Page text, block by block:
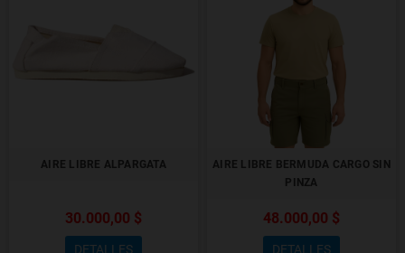
AIRE LIBRE ALPARGATA
30.000,00 $
DETALLES
AIRE LIBRE BERMUDA CARGO SIN
PINZA
48.000,00 $
DETALLES